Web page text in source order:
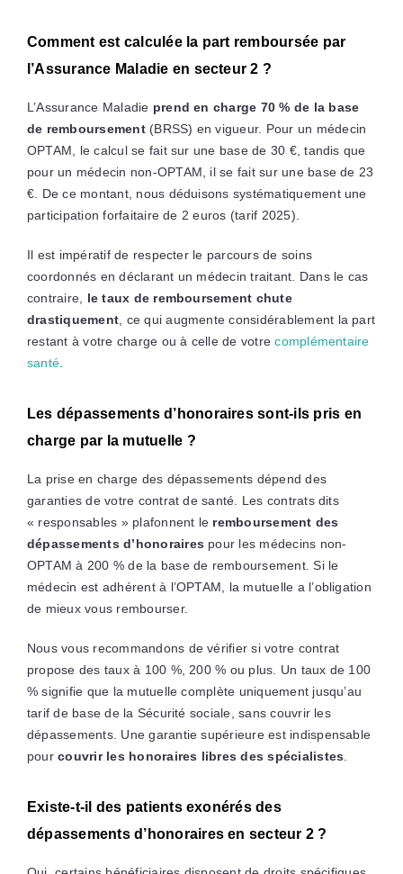
Comment est calculée la part remboursée par
l’Assurance Maladie en secteur 2 ?
L’Assurance Maladie prend en charge 70 % de la base
de remboursement(BRSS) en vigueur. Pour un médecin
OPTAM, le calcul se fait sur une base de 30 €, tandis que
pour un médecin non-OPTAM, il se fait sur une base de 23
€. De ce montant, nous déduisons systématiquement une
participation forfaitaire de 2 euros (tarif 2025).
Il est impératif de respecter le parcours de soins
coordonnés en déclarant un médecin traitant. Dans le cas
contraire, le taux de remboursement chute
drastiquement, ce qui augmente considérablement la part
restant à votre charge ou à celle de votrecomplémentaire
santé.
Les dépassements d’honoraires sont-ils pris en
charge par la mutuelle ?
La prise en charge des dépassements dépend des
garanties de votre contrat de santé. Les contrats dits
« responsables » plafonnent le remboursement des
dépassements d’honoraires pour les médecins non-
OPTAM à 200 % de la base de remboursement. Si le
médecin est adhérent à l’OPTAM, la mutuelle a l’obligation
de mieux vous rembourser.
Nous vous recommandons de vérifier si votre contrat
propose des taux à 100 %, 200 % ou plus. Un taux de 100
% signifie que la mutuelle complète uniquement jusqu’au
tarif de base de la Sécurité sociale, sans couvrir les
dépassements. Une garantie supérieure est indispensable
pourcouvrir les honoraires libres des spécialistes.
Existe-t-il des patients exonérés des
dépassements d’honoraires en secteur 2 ?